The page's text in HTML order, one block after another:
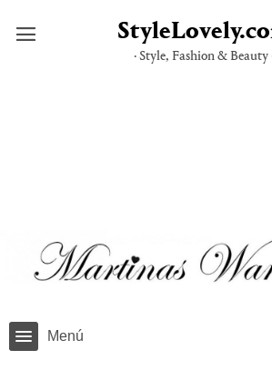
· Style, Fashion & Beauty
Menú